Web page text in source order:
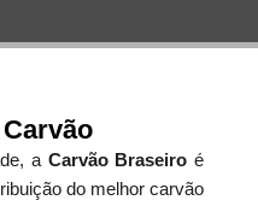
a Carvão Braseiro é
do melhor carvão